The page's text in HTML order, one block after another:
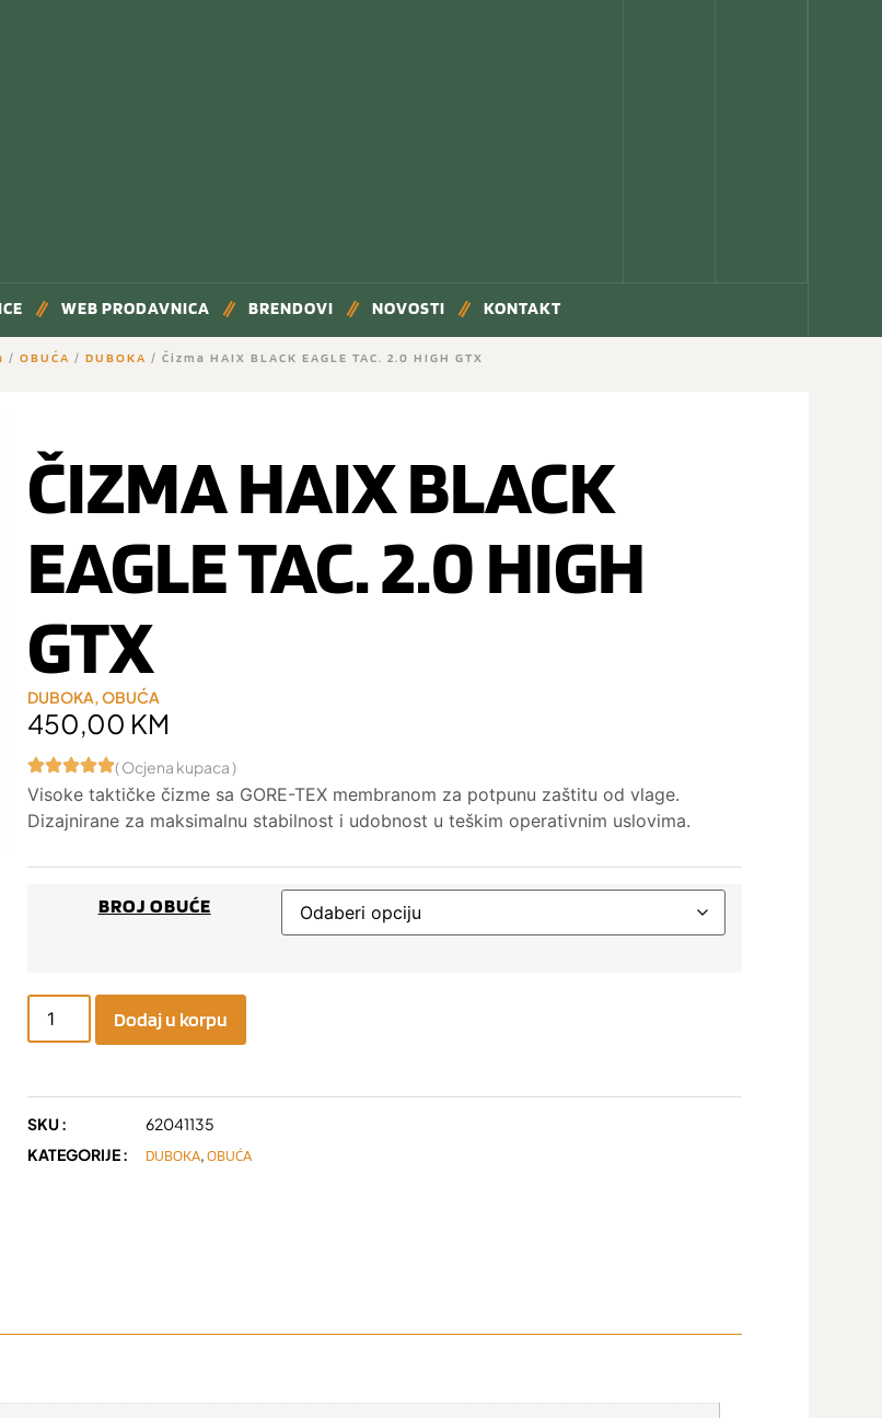
WEB PRODAVNICA BRENDOVI NOVOSTI KONTAKT
/ OBUĆA / DUBOKA / Čizma HAIX BLACK EAGLE TAC. 2.0 HIGH GTX
ČIZMA HAIX BLACK
EAGLE TAC. 2.0 HIGH
GTX
DUBOKA,OBUĆA
450,00 KM
( Ocjena kupaca )
Visoke taktičke čizme sa GORE-TEX membranom za potpunu zaštitu od vlage.
Dizajnirane za maksimalnu stabilnost i udobnost u teškim operativnim uslovima.
BROJ OBUĆE
Dodaj u korpu
SKU :
62041135
KATEGORIJE :
DUBOKA,OBUĆA